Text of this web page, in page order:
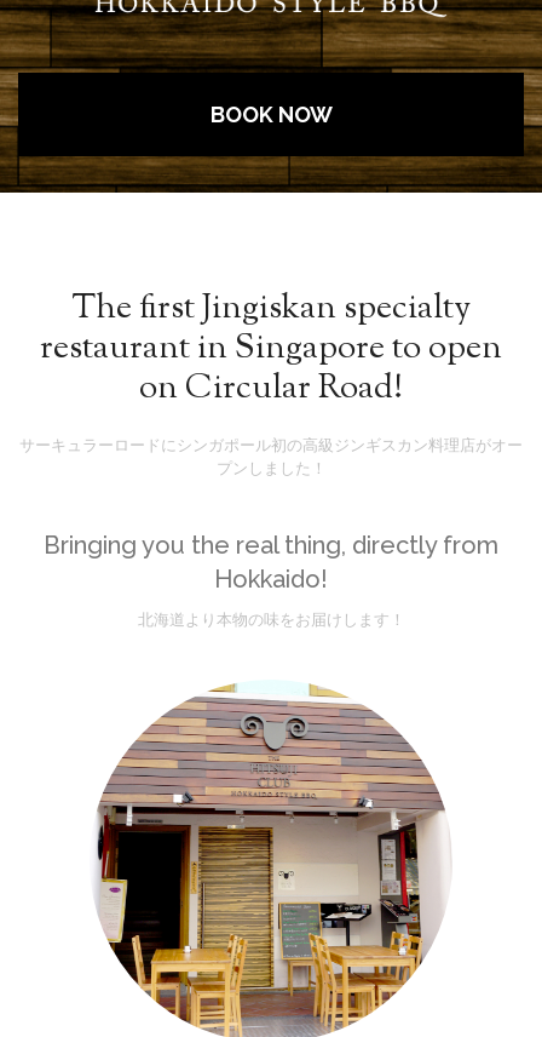
BOOK NOW
The first Jingiskan specialty
restaurant in Singapore to open
on Circular Road!
サーキュラーロードにシンガポール初の高級ジンギスカン料理店がオー
プンしました！
Bringing you the real thing, directly from
Hokkaido!
北海道より本物の味をお届けします！